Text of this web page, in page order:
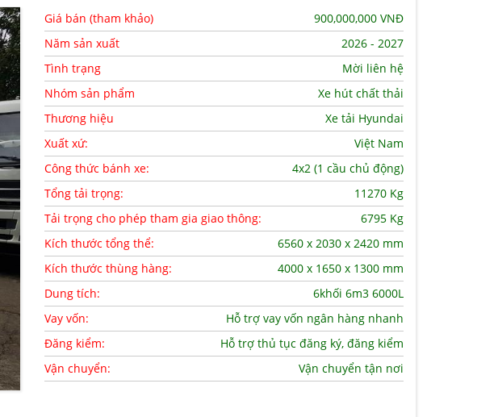
Giá bán (tham khảo) 900,000,000VNĐ
Năm sản xuất
2026 - 2027
Tình trạng
Mời liên hệ
Nhóm sản phẩm
Xe hút chất thải
Thương hiệu
Xe tải Hyundai
Xuất xứ:
Việt Nam
Công thức bánh xe:
4x2 (1 cầu chủ động)
Tổng tải trọng:
11270 Kg
Tải trọng cho phép tham gia giao thông:
6795 Kg
Kích thước tổng thể:
6560 x 2030 x 2420 mm
Kích thước thùng hàng:
4000 x 1650 x 1300 mm
Dung tích:
6khối 6m3 6000L
Vay vốn:
Hỗ trợ vay vốn ngân hàng nhanh
Đăng kiểm:
Hỗ trợ thủ tục đăng ký, đăng kiểm
Vận chuyển:
Vận chuyển tận nơi